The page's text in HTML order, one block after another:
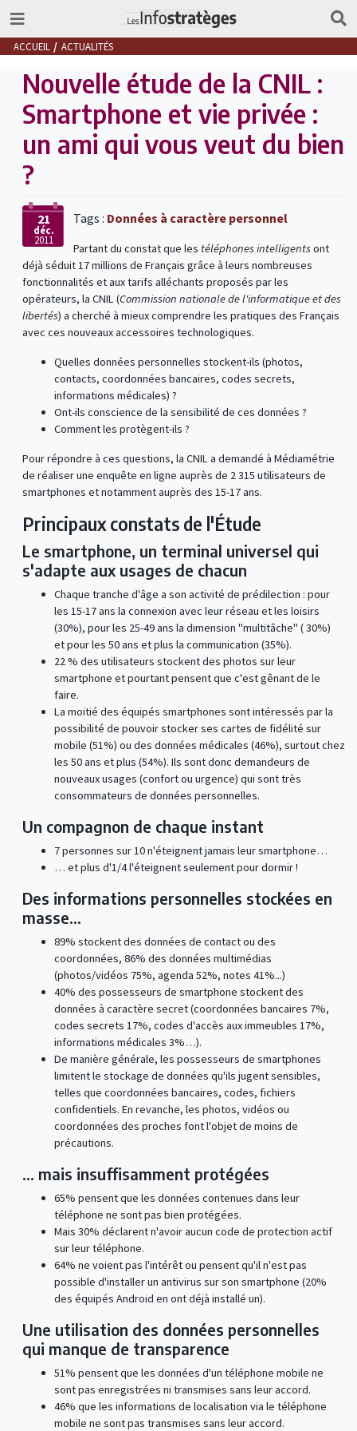
ACCUEIL ACTUALITÉS
Nouvelle étude de la CNIL :
Smartphone et vie privée :
un ami qui vous veut du bien
?
21
déc.
2011
Tags : Données à caractère personnel
Partant du constat que les téléphones intelligents ont
déjà séduit 17 millions de Français grâce à leurs nombreuses
fonctionnalités et aux tarifs alléchants proposés par les
opérateurs, la CNIL (Commission nationale de l'informatique et des
libertés) a cherché à mieux comprendre les pratiques des Français
avec ces nouveaux accessoires technologiques.
Quelles données personnelles stockent-ils (photos,
contacts, coordonnées bancaires, codes secrets,
informations médicales) ?
Ont-ils conscience de la sensibilité de ces données ?
Comment les protègent-ils ?
Pour répondre à ces questions, la CNIL a demandé à Médiamétrie
de réaliser une enquête en ligne auprès de 2 315 utilisateurs de
smartphones et notamment auprès des 15-17 ans.
Principaux constats de l'Étude
Le smartphone, un terminal universel qui
s'adapte aux usages de chacun
Chaque tranche d'âge a son activité de prédilection : pour
les 15-17 ans la connexion avec leur réseau et les loisirs
(30%), pour les 25-49 ans la dimension "multitâche" ( 30%)
et pour les 50 ans et plus la communication (35%).
22 % des utilisateurs stockent des photos sur leur
smartphone et pourtant pensent que c'est gênant de le
faire.
La moitié des équipés smartphones sont intéressés par la
possibilité de pouvoir stocker ses cartes de fidélité sur
mobile (51%) ou des données médicales (46%), surtout chez
les 50 ans et plus (54%). Ils sont donc demandeurs de
nouveaux usages (confort ou urgence) qui sont très
consommateurs de données personnelles.
Un compagnon de chaque instant
7 personnes sur 10 n'éteignent jamais leur smartphone…
… et plus d'1/4 l'éteignent seulement pour dormir !
Des informations personnelles stockées en
masse…
89% stockent des données de contact ou des
coordonnées, 86% des données multimédias
(photos/vidéos 75%, agenda 52%, notes 41%...)
40% des possesseurs de smartphone stockent des
données à caractère secret (coordonnées bancaires 7%,
codes secrets 17%, codes d'accès aux immeubles 17%,
informations médicales 3%…).
De manière générale, les possesseurs de smartphones
limitent le stockage de données qu'ils jugent sensibles,
telles que coordonnées bancaires, codes, fichiers
confidentiels. En revanche, les photos, vidéos ou
coordonnées des proches font l'objet de moins de
précautions.
… mais insuffisamment protégées
65% pensent que les données contenues dans leur
téléphone ne sont pas bien protégées.
Mais 30% déclarent n'avoir aucun code de protection actif
sur leur téléphone.
64% ne voient pas l'intérêt ou pensent qu'il n'est pas
possible d'installer un antivirus sur son smartphone (20%
des équipés Android en ont déjà installé un).
Une utilisation des données personnelles
qui manque de transparence
51% pensent que les données d'un téléphone mobile ne
sont pas enregistrées ni transmises sans leur accord.
46% que les informations de localisation via le téléphone
mobile ne sont pas transmises sans leur accord.